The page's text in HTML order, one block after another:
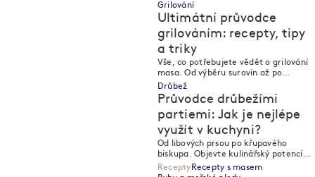
Grilování
Ultimátní průvodce
grilováním: recepty, tipy
a triky
Vše, co potřebujete vědět o grilování
masa. Od výběru surovin až po
servírování.
Drůbež
Průvodce drůbežími
partiemi: Jak je nejlépe
využít v kuchyni?
Od libových prsou po křupavého
biskupa. Objevte kulinářský potenciál
drůbežího masa z poctivých lokálních
chovů.
Recepty Recepty s masem